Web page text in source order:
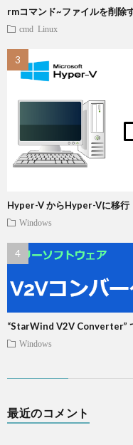
rmコマンド~ファイルを削除
cmd Linux
Hyper-V からHyper-Vに移行
Windows
“StarWind V2V Converter”
Windows
最近のコメント